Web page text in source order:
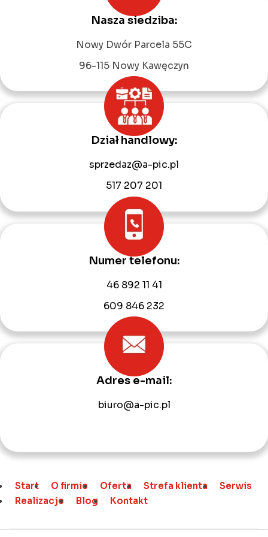
Nasza siedziba:
Nowy Dwór Parcela 55C
96-115 Nowy Kawęczyn
Dział handlowy:
sprzedaz@a-pic.pl
517 207 201
Numer telefonu:
46 892 11 41
609 846 232
Adres e-mail:
biuro@a-pic.pl
Start O firmie Oferta Strefa klienta
Serwis
Realizacje
Blog Kontakt